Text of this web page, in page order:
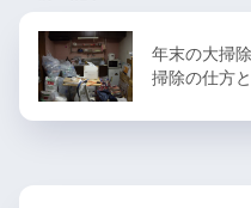
年末の大掃
掃除の仕方